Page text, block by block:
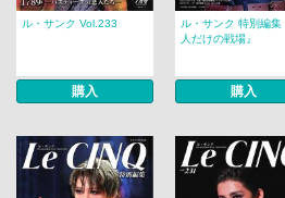
ル・サンク Vol.233
購入
ル・サンク 特別編集
人だけの戦場』
購入